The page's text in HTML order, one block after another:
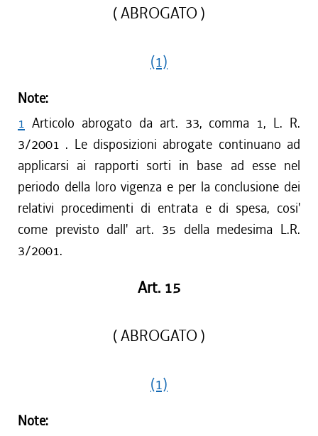
( ABROGATO )
(1)
Note:
1 Articolo abrogato da art. 33, comma 1, L. R.
3/2001 . Le disposizioni abrogate continuano ad
applicarsi ai rapporti sorti in base ad esse nel
periodo della loro vigenza e per la conclusione dei
relativi procedimenti di entrata e di spesa, cosi'
come previsto dall' art. 35 della medesima L.R.
3/2001.
Art. 15
( ABROGATO )
(1)
Note: